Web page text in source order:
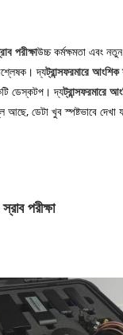
পরীক্ষাউচ্চ কর্মক্ষমতা এবং
দ্যট্রান্সফরমারে আংশিক
ডেস্কটপ। দ্যট্রান্সফরমারে
ডেটা খুব স্পষ্টভাবে দেখা
পরীক্ষা